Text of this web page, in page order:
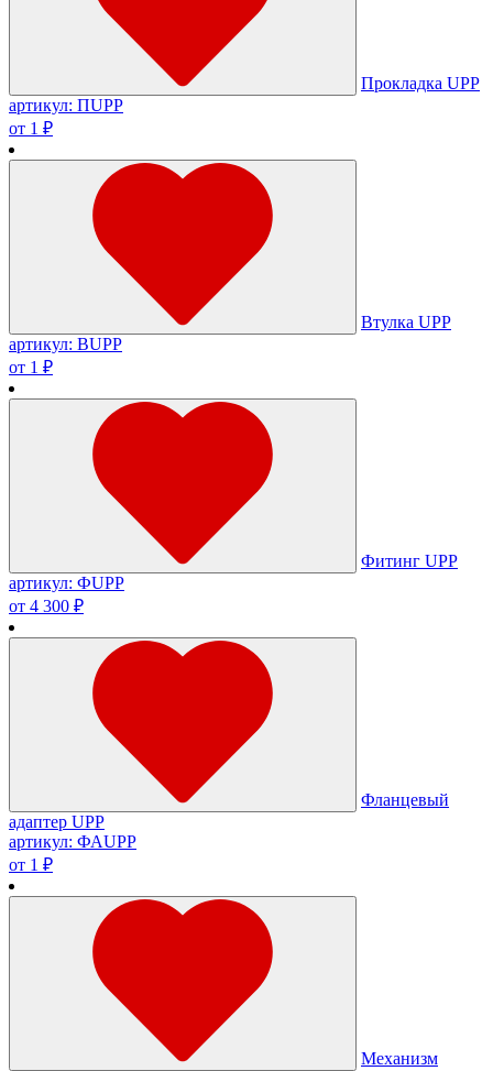
Прокладка UPP
артикул: ПUPP
от 1 ₽
Втулка UPP
артикул: ВUPP
от 1 ₽
Фитинг UPP
артикул: ФUPP
от 4 300 ₽
Фланцевый
адаптер UPP
артикул: ФАUPP
от 1 ₽
Механизм